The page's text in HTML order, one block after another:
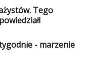
Tego
- marzenie